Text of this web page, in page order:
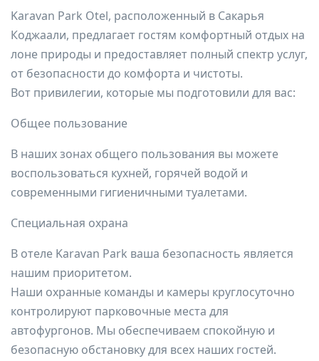
Karavan Park Otel, расположенный в Сакарья
Коджаали, предлагает гостям комфортный отдых на
лоне природы и предоставляет полный спектр услуг,
от безопасности до комфорта и чистоты.
Вот привилегии, которые мы подготовили для вас:
Общее пользование
В наших зонах общего пользования вы можете
воспользоваться кухней, горячей водой и
современными гигиеничными туалетами.
Специальная охрана
В отеле Karavan Park ваша безопасность является
нашим приоритетом.
Наши охранные команды и камеры круглосуточно
контролируют парковочные места для
автофургонов. Мы обеспечиваем спокойную и
безопасную обстановку для всех наших гостей.